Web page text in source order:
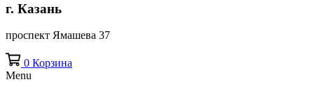
г. Казань
проспект Ямашева 37
0 Корзина
Menu